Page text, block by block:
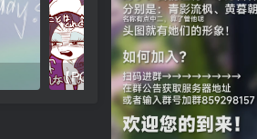
【PONY.MOV熟肉】DRESS.MOV